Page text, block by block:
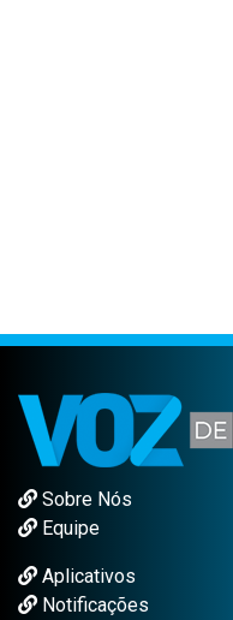
Sobre Nós
Equipe
Aplicativos
Notificações